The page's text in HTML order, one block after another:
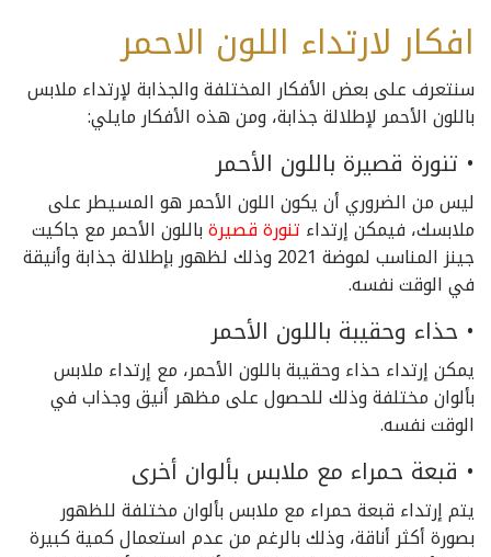
افكار لارتداء اللون الاحمر
سنتعرف على بعض الأفكار المختلفة والجذابة لإرتداء ملابس
باللون الأحمر لإطلالة جذابة، ومن هذه الأفكار مايلي:
• تنورة قصيرة باللون الأحمر
ليس من الضروري أن يكون اللون الأحمر هو المسيطر على
ملابسك، فيمكن إرتداء تنورة قصيرةباللون الأحمر مع جاكيت
جينز المناسب لموضة 2021 وذلك لظهور بإطلالة جذابة وأنيقة
في الوقت نفسه.
• حذاء وحقيبة باللون الأحمر
يمكن إرتداء حذاء وحقيبة باللون الأحمر، مع إرتداء ملابس
بألوان مختلفة وذلك للحصول على مظهر أنيق وجذاب في
الوقت نفسه.
• قبعة حمراء مع ملابس بألوان أخرى
يتم إرتداء قبعة حمراء مع ملابس بألوان مختلفة للظهور
بصورة أكثر أناقة، وذلك بالرغم من عدم استعمال كمية كبيرة